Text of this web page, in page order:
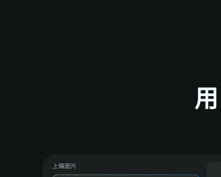
用